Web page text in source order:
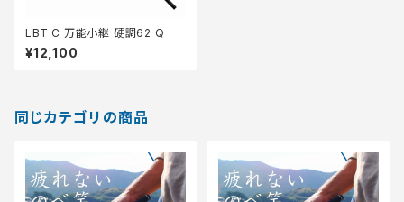
LBT C 万能小継 硬調62 Q
¥12,100
同じカテゴリの商品